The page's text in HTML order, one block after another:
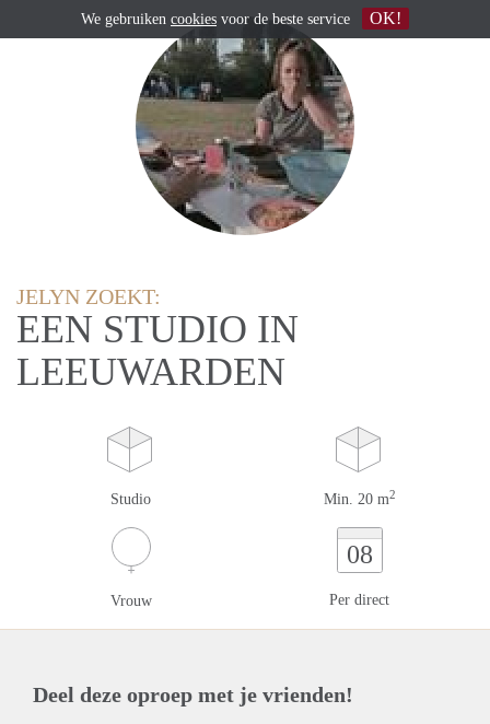
JELYN ZOEKT:
EEN STUDIO IN
LEEUWARDEN
Studio Min. 20 m2
Vrouw
08
Per direct
Deel deze oproep met je vrienden!
We gebruiken cookies voor de beste service OK!